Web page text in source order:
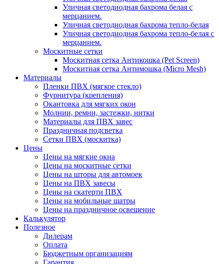
Уличная светодиодная бахрома белая с
мерцанием.
Уличная светодиодная бахрома тепло-белая
Уличная светодиодная бахрома тепло-белая с
мерцанием.
Москитные сетки
Москитная сетка Антикошка (Pet Screen)
Москитная сетка Антимошка (Micro Mesh)
Материалы
Пленки ПВХ (мягкое стекло)
Фурнитура (крепления)
Окантовка для мягких окон
Молнии, ремни, застежки, нитки
Материалы для ПВХ завес
Праздничная подсветка
Сетки ПВХ (москитка)
Цены
Цены на мягкие окна
Цены на москитные сетки
Цены на шторы для автомоек
Цены на ПВХ завесы
Цены на скатерти ПВХ
Цены на мобильные шатры
Цены на праздничное освещение
Калькулятор
Полезное
Дилерам
Оплата
Бюджетным организациям
Гарантия